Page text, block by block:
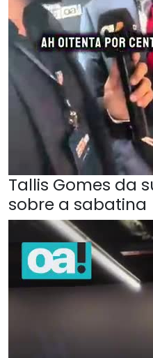
Tallis Gomes da
sobre a sabatina